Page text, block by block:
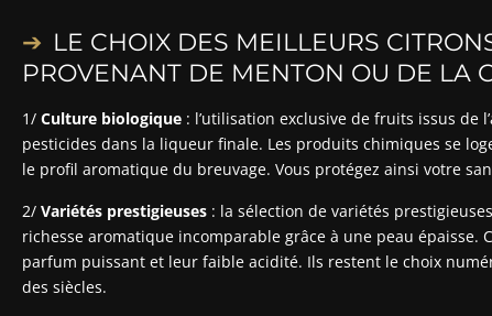
LE CHOIX DES MEILLEURS
PROVENANT DE MENTON OU DE LA
1/ Culture biologique : l’utilisation exclusive de fruits issus de
pesticides dans la liqueur finale. Les produits chimiques se
le profil aromatique du breuvage. Vous protégez ainsi votre
2/ Variétés prestigieuses : la sélection de variétés
richesse aromatique incomparable grâce à une peau
parfum puissant et leur faible acidité. Ils restent le choix
des siècles.